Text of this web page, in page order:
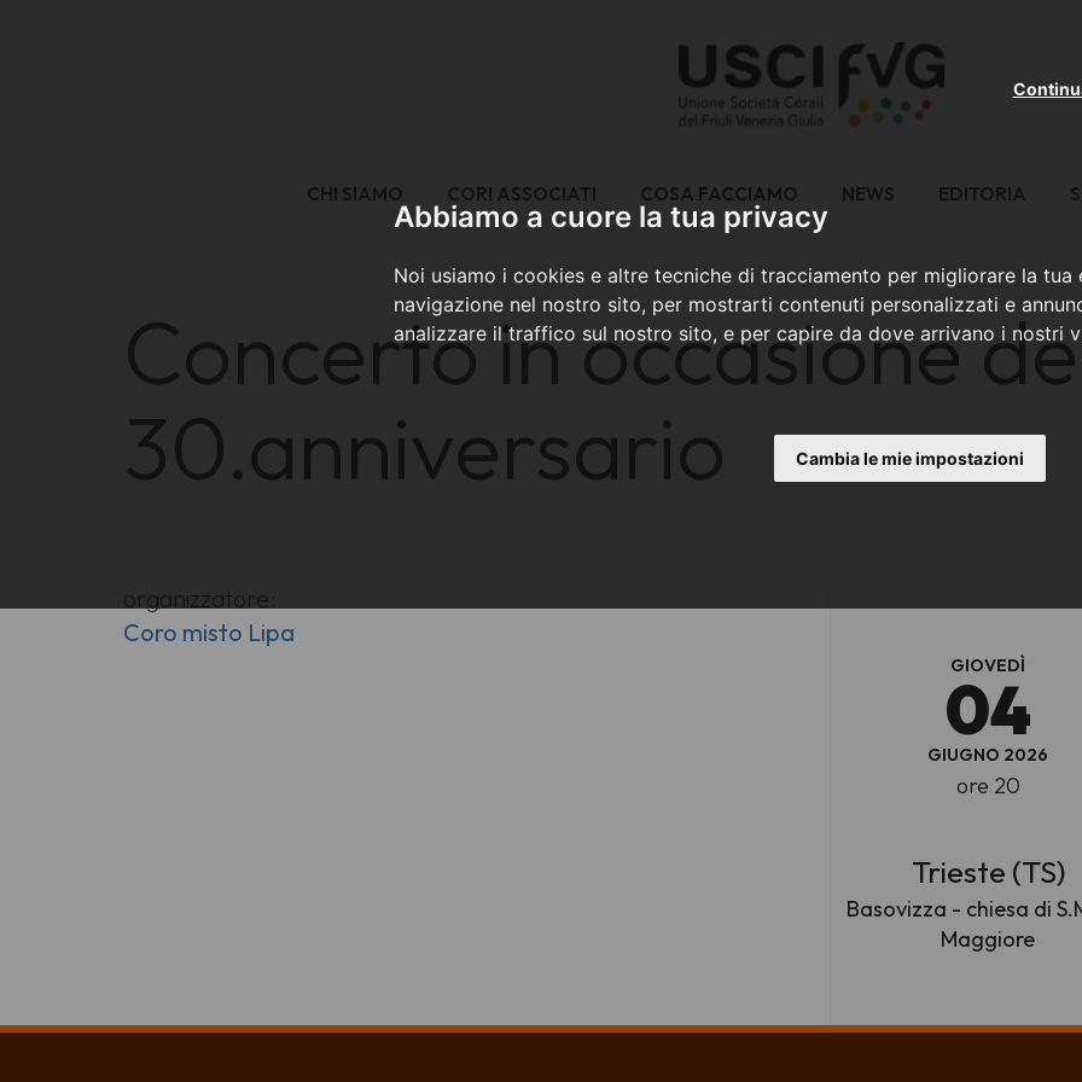
Abbiamo a cuore la tua privacy
Noi usiamo i cookies e altre tecniche di tracciamento per migliorare la tua
navigazione nel nostro sito, per mostrarti contenuti personalizzati e
analizzare il traffico sul nostro sito, e per capire da dove arrivano i nostri
Cambia le mie impostazioni
CHI SIAMO CORI ASSOCIATI COSA FACCIAMO NEWS EDITORIA
Concerto in occasione
30.anniversario
organizzatore:
Coro misto Lipa
GIOVEDÌ
04
GIUGNO 2026
ore 20
Trieste (TS)
Basovizza - chiesa di
Maggiore